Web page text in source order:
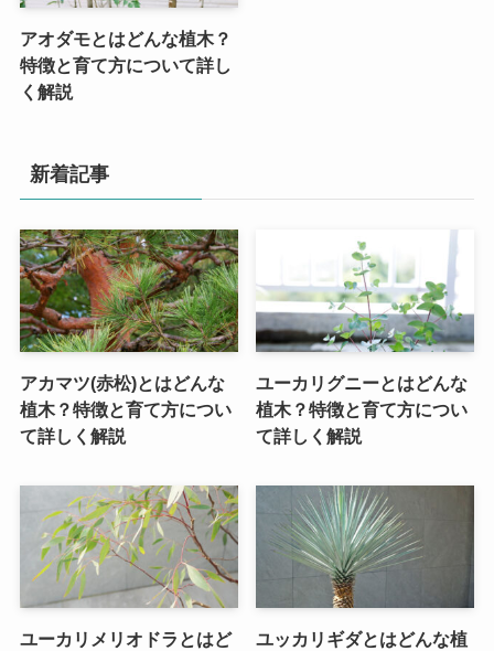
アオダモとはどんな植木？
特徴と育て方について詳し
く解説
新着記事
アカマツ(赤松)とはどんな
植木？特徴と育て方につい
て詳しく解説
ユーカリグニーとはどんな
植木？特徴と育て方につい
て詳しく解説
ユーカリメリオドラとはど
ユッカリギダとはどんな植